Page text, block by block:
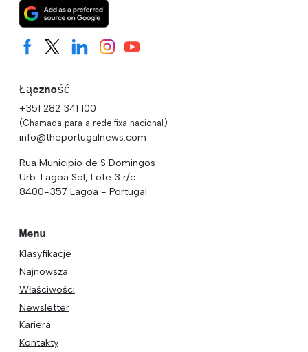
Łączność
+351 282 341 100
(Chamada para a rede fixa nacional)
info@theportugalnews.com
Rua Municipio de S Domingos
Urb. Lagoa Sol, Lote 3 r/c
8400-357 Lagoa - Portugal
Menu
Klasyfikacje
Najnowsza
Właściwości
Newsletter
Kariera
Kontakty